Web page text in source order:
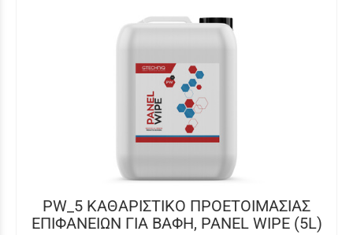
PW_5 ΚΑΘΑΡΙΣΤΙΚΟ ΠΡΟΕΤΟΙΜΑΣΙΑΣ
ΕΠΙΦΑΝΕΙΩΝ ΓΙΑ ΒΑΦΗ, PANEL WIPE (5L)